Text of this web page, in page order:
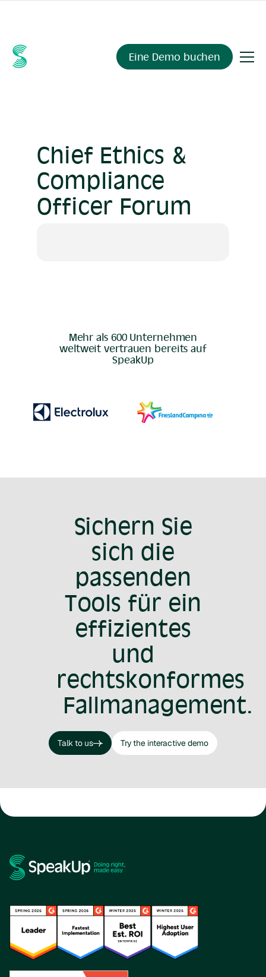
Eine Demo buchen
Chief Ethics &
Compliance
Officer Forum
Mehr als 600 Unternehmen
weltweit vertrauen bereits auf
SpeakUp
Sichern Sie
sich die
passenden
Tools für ein
effizientes
und
rechtskonformes
Fallmanagement.
Talk to us
Talk to us
Try the interactive demo
Try the interactive demo